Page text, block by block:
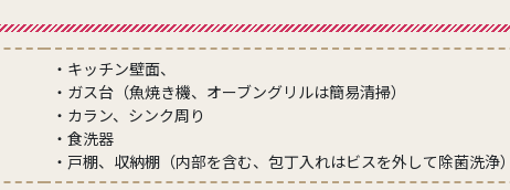
・キッチン壁面、
・ガス台（魚焼き機、オーブングリルは簡易清掃）
・カラン、シンク周り
・食洗器
・戸棚、収納棚（内部を含む、包丁入れはビスを外して除菌洗浄）